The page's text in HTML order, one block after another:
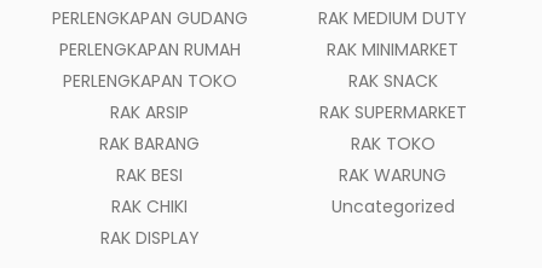
PERLENGKAPAN GUDANG
PERLENGKAPAN RUMAH
PERLENGKAPAN TOKO
RAK ARSIP
RAK BARANG
RAK BESI
RAK CHIKI
RAK DISPLAY
RAK MEDIUM DUTY
RAK MINIMARKET
RAK SNACK
RAK SUPERMARKET
RAK TOKO
RAK WARUNG
Uncategorized